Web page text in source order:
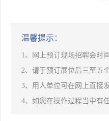
温馨提示：
1、网上预订现场招聘会时
2、请于预订展位后三至五
3、用人单位可在网上直接
4、如您在操作过程当中有